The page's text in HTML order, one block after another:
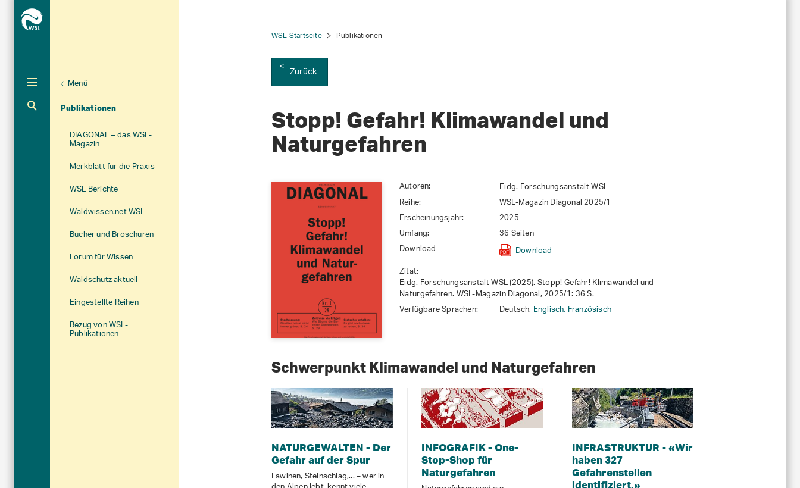
Menü
Publikationen
Aktuelle Navigation
DIAGONAL – das WSL-
Magazin
Merkblatt für die Praxis
WSL Berichte
Waldwissen.net WSL
Bücher und Broschüren
Forum für Wissen
Waldschutz aktuell
Eingestellte Reihen
Bezug von WSL-
Publikationen
WSL Startseite Publikationen
Zurück
Stopp! Gefahr! Klimawandel und
Naturgefahren
Autoren:
Eidg. Forschungsanstalt WSL
Reihe:
WSL-Magazin Diagonal 2025/1
Erscheinungsjahr:
2025
Umfang:
36 Seiten
Download
Download
Zitat:
Eidg. Forschungsanstalt WSL (2025). Stopp! Gefahr! Klimawandel und
Naturgefahren. WSL-Magazin Diagonal, 2025/1: 36 S.
Verfügbare Sprachen:
Deutsch, Englisch, Französisch
Schwerpunkt Klimawandel und Naturgefahren
NATURGEWALTEN - Der
Gefahr auf der Spur
Lawinen, Steinschlag,... – wer in
INFOGRAFIK - One-
Stop-Shop für
Naturgefahren
INFRASTRUKTUR - «Wir
haben 327
Gefahrenstellen
identifiziert.»